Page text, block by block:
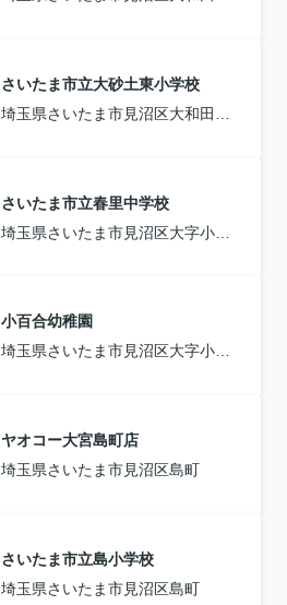
さいたま市立大砂土東小学校
さいたま市立春里中学校
小百合幼稚園
埼玉県さいたま市見沼区大字小深作
ヤオコー大宮島町店
埼玉県さいたま市見沼区島町
さいたま市立島小学校
埼玉県さいたま市見沼区島町